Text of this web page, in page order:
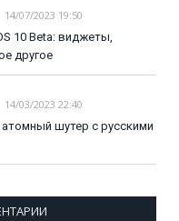
14/07/2023 19:50
10 Beta: виджеты,
другое
14/03/2023 22:40
шутер с русскими